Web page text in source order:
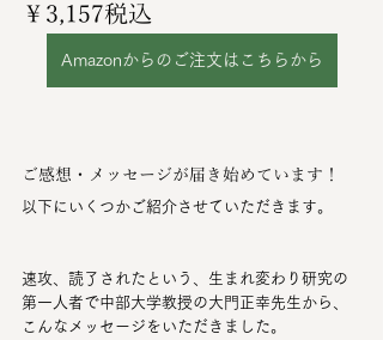
￥3,157税込
Amazonからのご注文はこちらから
ご感想・メッセージが届き始めています！
以下にいくつかご紹介させていただきます。
速攻、読了されたという、生まれ変わり研究の
第一人者で中部大学教授の大門正幸先生から、
こんなメッセージをいただきました。